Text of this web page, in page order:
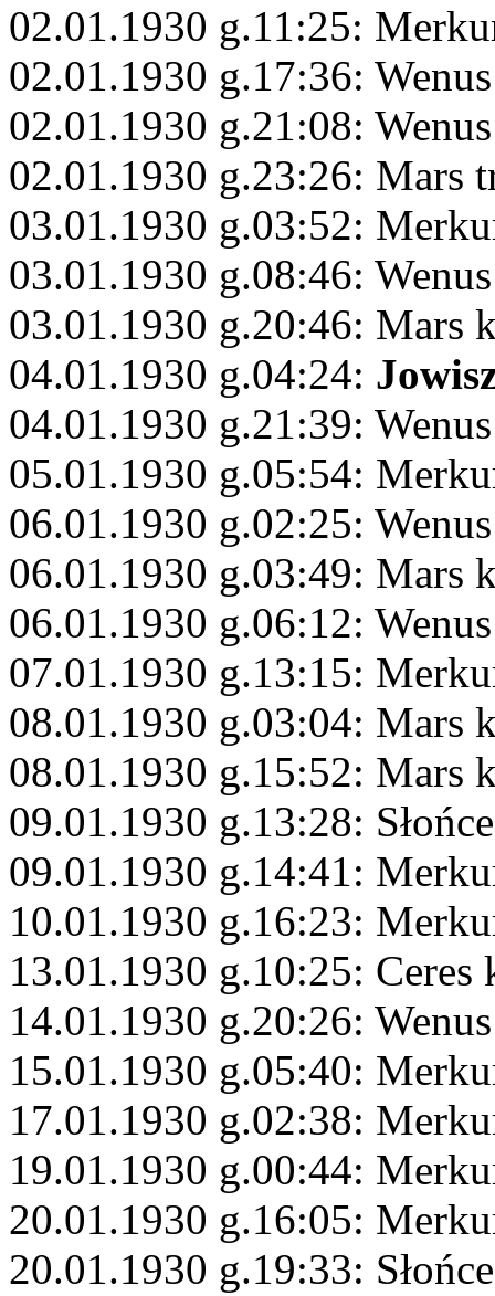
02.01.1930 g.11:25:
02.01.1930 g.17:36:
02.01.1930 g.21:08:
02.01.1930 g.23:26: Mars
03.01.1930 g.03:52:
03.01.1930 g.08:46:
03.01.1930 g.20:46: Mars
04.01.1930 g.04:24:
04.01.1930 g.21:39:
05.01.1930 g.05:54:
06.01.1930 g.02:25:
06.01.1930 g.03:49: Mars
06.01.1930 g.06:12:
07.01.1930 g.13:15:
08.01.1930 g.03:04: Mars
08.01.1930 g.15:52: Mars
09.01.1930 g.13:28:
09.01.1930 g.14:41:
10.01.1930 g.16:23:
13.01.1930 g.10:25:
14.01.1930 g.20:26:
15.01.1930 g.05:40:
17.01.1930 g.02:38:
19.01.1930 g.00:44:
20.01.1930 g.16:05:
20.01.1930 g.19:33: